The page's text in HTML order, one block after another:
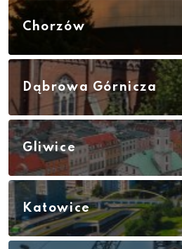
Chorzów
Dąbrowa Górnicza
Gliwice
Katowice